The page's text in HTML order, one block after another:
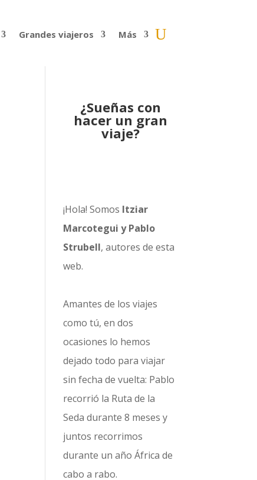
Grandes viajeros Más
¿Sueñas con
hacer un gran
viaje?
¡Hola! Somos Itziar
Marcotegui y Pablo
Strubell, autores de esta
web.
Amantes de los viajes
como tú, en dos
ocasiones lo hemos
dejado todo para viajar
sin fecha de vuelta: Pablo
recorrió la Ruta de la
Seda durante 8 meses y
juntos recorrimos
durante un añoÁfrica de
cabo a rabo.